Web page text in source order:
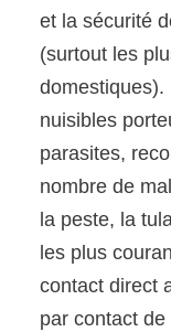
et la sécurité
(surtout les
domestiques).
nuisibles
parasites,
nombre de
la peste, la
les plus
contact direct
par contact de